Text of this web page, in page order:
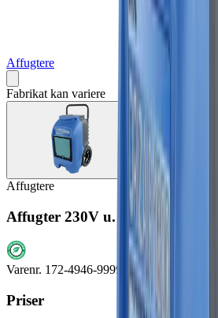
Affugtere
Fabrikat kan variere
Affugtere
Affugter 230V u. varme 55 l/døgn
Varenr. 172-4946-9999
Priser